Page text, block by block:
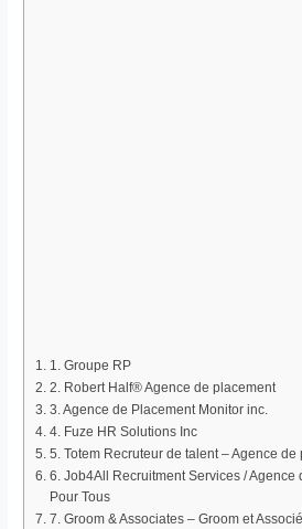
1. Groupe RP
2. Robert Half® Agence de placement
3. Agence de Placement Monitor inc.
4. Fuze HR Solutions Inc
5. Totem Recruteur de talent – Agence de
6. Job4All Recruitment Services / Agence
Pour Tous
7. Groom & Associates – Groom et